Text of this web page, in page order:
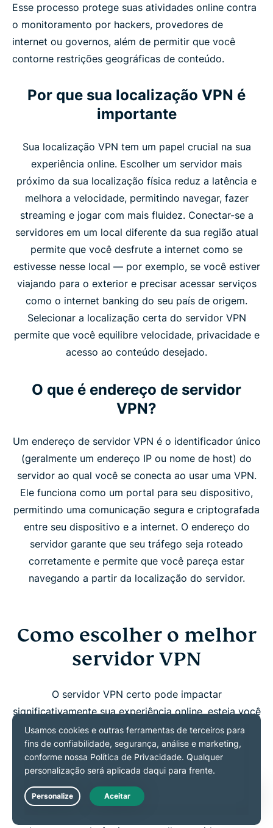
Esse processo protege suas atividades online contra
o monitoramento por hackers, provedores de
internet ou governos, além de permitir que você
contorne restrições geográficas de conteúdo.
Por que sua localização VPN é
importante
Sua localização VPN tem um papel crucial na sua
experiência online. Escolher um servidor mais
próximo da sua localização física reduz a latência e
melhora a velocidade, permitindo navegar, fazer
streaming e jogar com mais fluidez. Conectar-se a
servidores em um local diferente da sua região atual
permite que você desfrute a internet como se
estivesse nesse local — por exemplo, se você estiver
viajando para o exterior e precisar acessar serviços
como o internet banking do seu país de origem.
Selecionar a localização certa do servidor VPN
permite que você equilibre velocidade, privacidade e
acesso ao conteúdo desejado.
O que é endereço de servidor
VPN?
Um endereço de servidor VPN é o identificador único
(geralmente um endereço IP ou nome de host) do
servidor ao qual você se conecta ao usar uma VPN.
Ele funciona como um portal para seu dispositivo,
permitindo uma comunicação segura e criptografada
entre seu dispositivo e a internet. O endereço do
servidor garante que seu tráfego seja roteado
corretamente e permite que você pareça estar
navegando a partir da localização do servidor.
Como escolher o melhor
servidor VPN
O servidor VPN certo pode impactar
significativamente sua experiência online, esteja você
buscando velocidade, segurança ou acesso a
conteúdo. Considere suas necessidades —
streaming, maior privacidade, jogos ou contornar
censura — e selecione uma localização de servidor
que esteja alinhada aos seus objetivos. Opte por